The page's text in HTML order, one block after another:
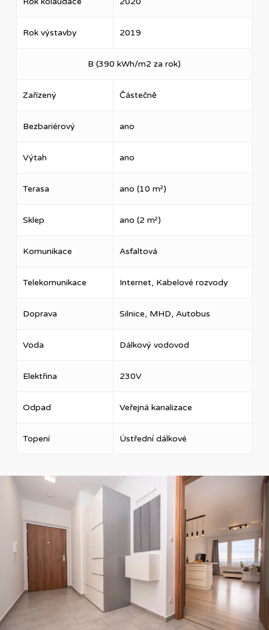
Rok výstavby 2019
B (390 kWh/m2 za rok)
Zařízený Částečně
Bezbariérový ano
Výtah ano
Terasa ano (10 m²)
Sklep ano (2 m²)
Komunikace Asfaltová
Telekomunikace Internet, Kabelové rozvody
Doprava Silnice, MHD, Autobus
Voda Dálkový vodovod
Elektřina 230V
Odpad Veřejná kanalizace
Topení Ústřední dálkové